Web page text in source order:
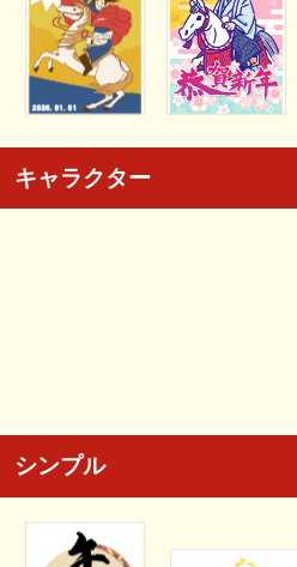
キャラクター
シンプル